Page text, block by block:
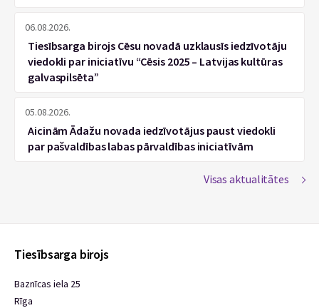
06.08.2026.
Tiesībsarga birojs Cēsu novadā uzklausīs iedzīvotāju
viedokli par iniciatīvu “Cēsis 2025 – Latvijas kultūras
galvaspilsēta”
05.08.2026.
Aicinām Ādažu novada iedzīvotājus paust viedokli
par pašvaldības labas pārvaldības iniciatīvām
Visas aktualitātes
Tiesībsarga birojs
Baznīcas iela 25
Rīga